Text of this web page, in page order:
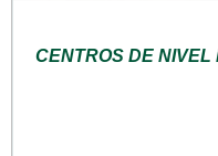
CENTROS DE NIVEL